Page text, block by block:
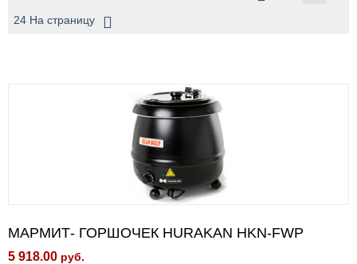
24 На страницу
МАРМИТ- ГОРШОЧЕК HURAKAN HKN-FWP
5 918.00 руб.